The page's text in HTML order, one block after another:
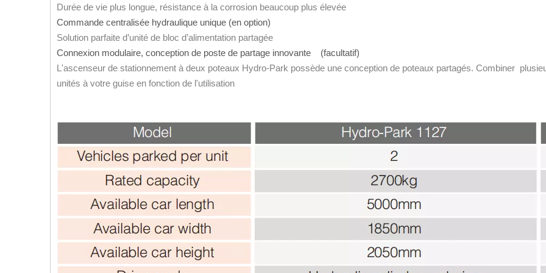
Durée de vie plus longue, résistance à la corrosion beaucoup plus élevée
Commande centralisée hydraulique unique (en option)
Solution parfaite d’unité de bloc d’alimentation partagée
Connexion modulaire, conception de poste de partage innovante (facultatif)
L'ascenseur de stationnement à deux poteaux Hydro-Park possède une conception de poteaux partagés. Combiner
unités à votre guise en fonction de l'utilisation